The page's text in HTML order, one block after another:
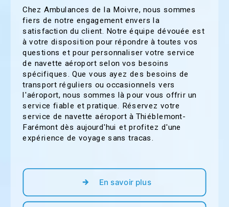
Chez Ambulances de la Moivre, nous sommes
fiers de notre engagement envers la
satisfaction du client. Notre équipe dévouée est
à votre disposition pour répondre à toutes vos
questions et pour personnaliser votre service
de navette aéroport selon vos besoins
spécifiques. Que vous ayez des besoins de
transport réguliers ou occasionnels vers
l'aéroport, nous sommes là pour vous offrir un
service fiable et pratique. Réservez votre
service de navette aéroport à Thiéblemont-
Farémont dès aujourd'hui et profitez d'une
expérience de voyage sans tracas.
En savoir plus